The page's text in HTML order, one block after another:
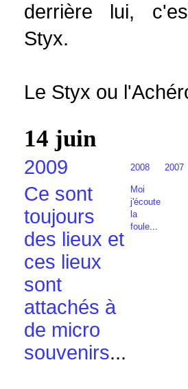
derrière lui,
Styx.
Le Styx ou
14 juin
2009 2008 2007
Ce sont
toujours
des lieux et
ces lieux
sont
attachés à
de micro
souvenirs...
Moi
j'écoute
la
foule...